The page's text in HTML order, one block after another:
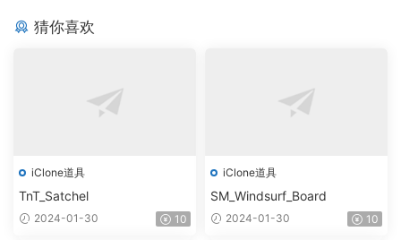
猜你喜欢
iClone道具
TnT_Satchel
2024-01-30 10
iClone道具
SM_Windsurf_Board
2024-01-30 10